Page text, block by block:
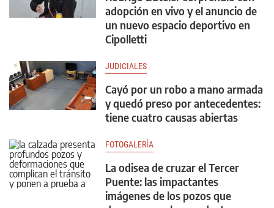
adopción en vivo y el anuncio de
un nuevo espacio deportivo en
Cipolletti
JUDICIALES
Cayó por un robo a mano armada
y quedó preso por antecedentes:
tiene cuatro causas abiertas
FOTOGALERÍA
La odisea de cruzar el Tercer
Puente: las impactantes
imágenes de los pozos que